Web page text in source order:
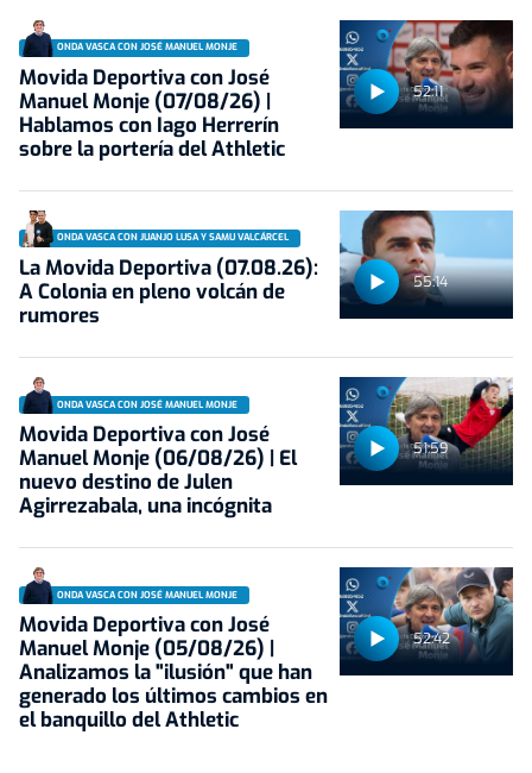
52:11
ONDA VASCA CON JOSÉ MANUEL MONJE
Movida Deportiva con José
Manuel Monje (07/08/26) |
Hablamos con Iago Herrerín
sobre la portería del Athletic
55:14
ONDA VASCA CON JUANJO LUSA Y SAMU VALCÁRCEL
La Movida Deportiva (07.08.26):
A Colonia en pleno volcán de
rumores
51:59
ONDA VASCA CON JOSÉ MANUEL MONJE
Movida Deportiva con José
Manuel Monje (06/08/26) | El
nuevo destino de Julen
Agirrezabala, una incógnita
52:42
ONDA VASCA CON JOSÉ MANUEL MONJE
Movida Deportiva con José
Manuel Monje (05/08/26) |
Analizamos la "ilusión" que han
generado los últimos cambios en
el banquillo del Athletic